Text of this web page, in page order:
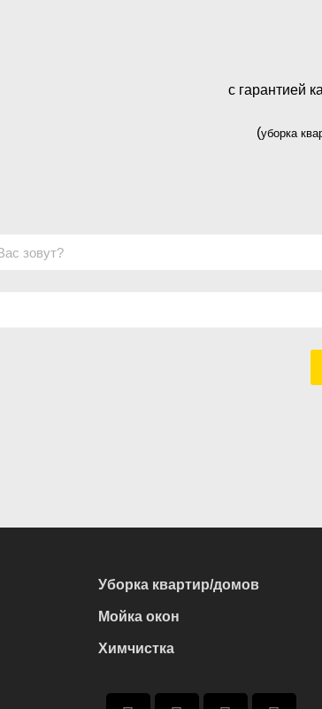
с гарантией
(уборка
Уборка квартир/домов
Мойка окон
Химчистка